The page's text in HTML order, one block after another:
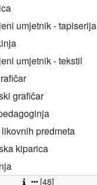
umjetnik - tapiserija
umjetnik - tekstil
grafičar
predmeta
kiparica
[48]